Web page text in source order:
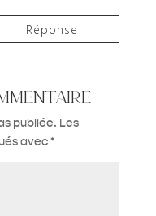
Réponse
publiée. Les
avec*